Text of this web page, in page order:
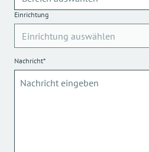
Einrichtung
Nachricht*